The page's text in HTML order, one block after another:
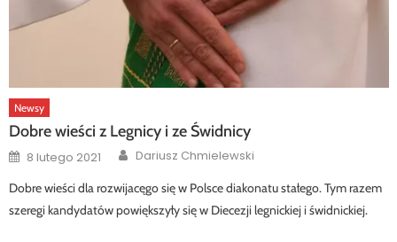
Newsy
Dobre wieści z Legnicy i ze Świdnicy
Posted
on
8 lutego 2021 Author
Dariusz Chmielewski
Dobre wieści dla rozwijacęgo się w Polsce diakonatu stałego. Tym razem
szeregi kandydatów powiększyły się w Diecezji legnickiej i świdnickiej.